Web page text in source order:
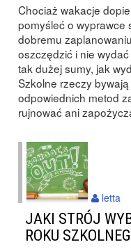
Chociaż wakacje
pomyśleć o wyprawce
dobremu
oszczędzić i nie
tak dużej sumy, jak
Szkolne rzeczy
odpowiednich metod
rujnować ani
JAKI STRÓJ
ROKU
letta